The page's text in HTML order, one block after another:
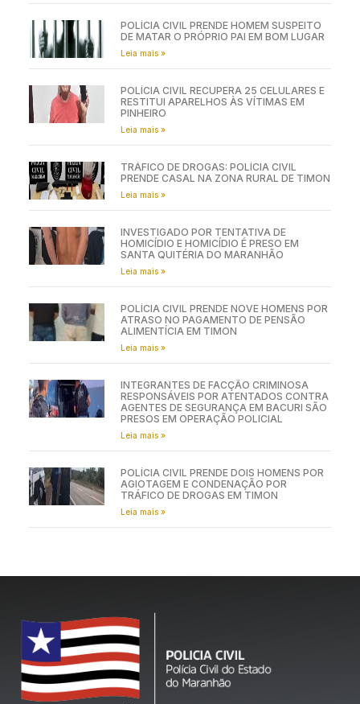
POLÍCIA CIVIL PRENDE HOMEM SUSPEITO
DE MATAR O PRÓPRIO PAI EM BOM LUGAR
Leia mais »
POLÍCIA CIVIL RECUPERA 25 CELULARES E
RESTITUI APARELHOS ÀS VÍTIMAS EM
PINHEIRO
Leia mais »
TRÁFICO DE DROGAS: POLÍCIA CIVIL
PRENDE CASAL NA ZONA RURAL DE TIMON
Leia mais »
INVESTIGADO POR TENTATIVA DE
HOMICÍDIO E HOMICÍDIO É PRESO EM
SANTA QUITÉRIA DO MARANHÃO
Leia mais »
POLÍCIA CIVIL PRENDE NOVE HOMENS POR
ATRASO NO PAGAMENTO DE PENSÃO
ALIMENTÍCIA EM TIMON
Leia mais »
INTEGRANTES DE FACÇÃO CRIMINOSA
RESPONSÁVEIS POR ATENTADOS CONTRA
AGENTES DE SEGURANÇA EM BACURI SÃO
PRESOS EM OPERAÇÃO POLICIAL
Leia mais »
POLÍCIA CIVIL PRENDE DOIS HOMENS POR
AGIOTAGEM E CONDENAÇÃO POR
TRÁFICO DE DROGAS EM TIMON
Leia mais »